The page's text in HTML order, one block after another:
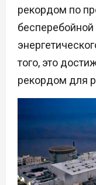
рекордом по
бесперебойной
того, это
рекордом для